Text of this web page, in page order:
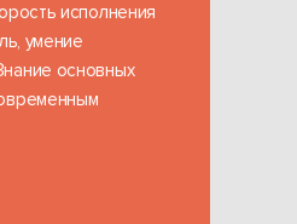
исполнения
умение
основных